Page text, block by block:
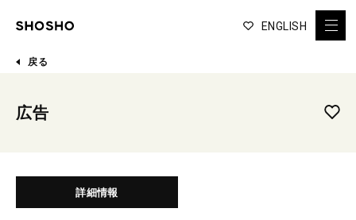
ENGLISH
戻る
広告
詳細情報